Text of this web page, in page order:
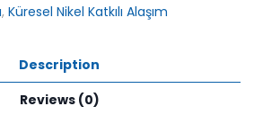
, Küresel Nikel Katkılı Alaşım
Description
Reviews (0)